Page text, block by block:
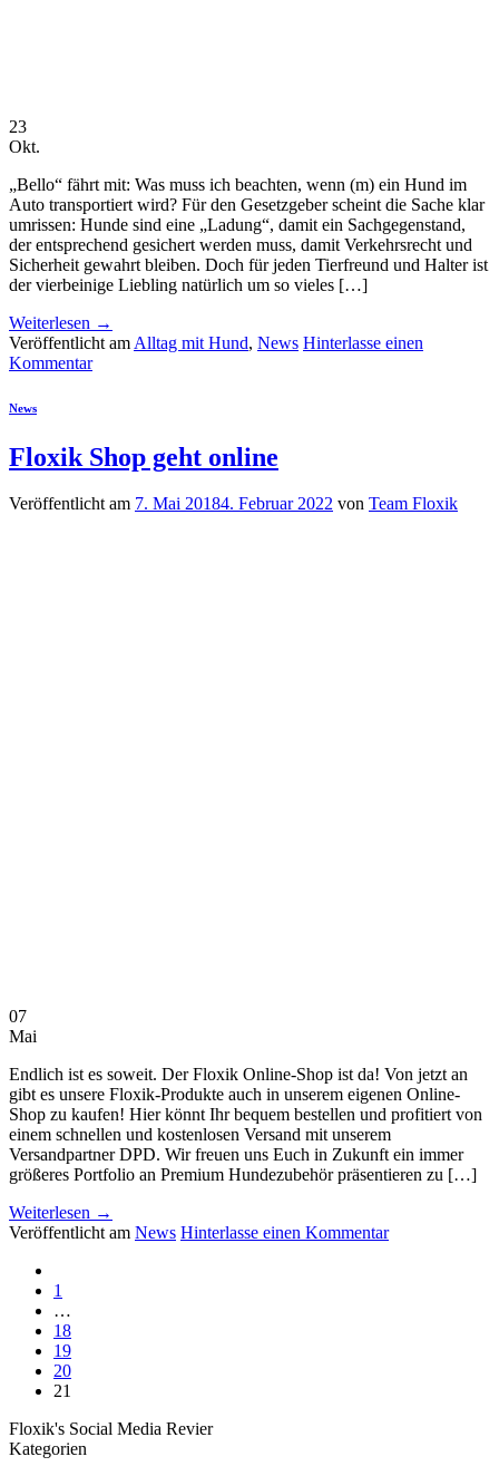
23
Okt.
„Bello“ fährt mit: Was muss ich beachten, wenn (m) ein Hund im
Auto transportiert wird? Für den Gesetzgeber scheint die Sache klar
umrissen: Hunde sind eine „Ladung“, damit ein Sachgegenstand,
der entsprechend gesichert werden muss, damit Verkehrsrecht und
Sicherheit gewahrt bleiben. Doch für jeden Tierfreund und Halter ist
der vierbeinige Liebling natürlich um so vieles […]
Weiterlesen →
Veröffentlicht am Alltag mit Hund, News Hinterlasse einen
Kommentar
News
Floxik Shop geht online
Veröffentlicht am 7. Mai 20184. Februar 2022 von Team Floxik
07
Mai
Endlich ist es soweit. Der Floxik Online-Shop ist da! Von jetzt an
gibt es unsere Floxik-Produkte auch in unserem eigenen Online-
Shop zu kaufen! Hier könnt Ihr bequem bestellen und profitiert von
einem schnellen und kostenlosen Versand mit unserem
Versandpartner DPD. Wir freuen uns Euch in Zukunft ein immer
größeres Portfolio an Premium Hundezubehör präsentieren zu […]
Weiterlesen →
Veröffentlicht am News Hinterlasse einen Kommentar
1
…
18
19
20
21
Floxik's Social Media Revier
Kategorien